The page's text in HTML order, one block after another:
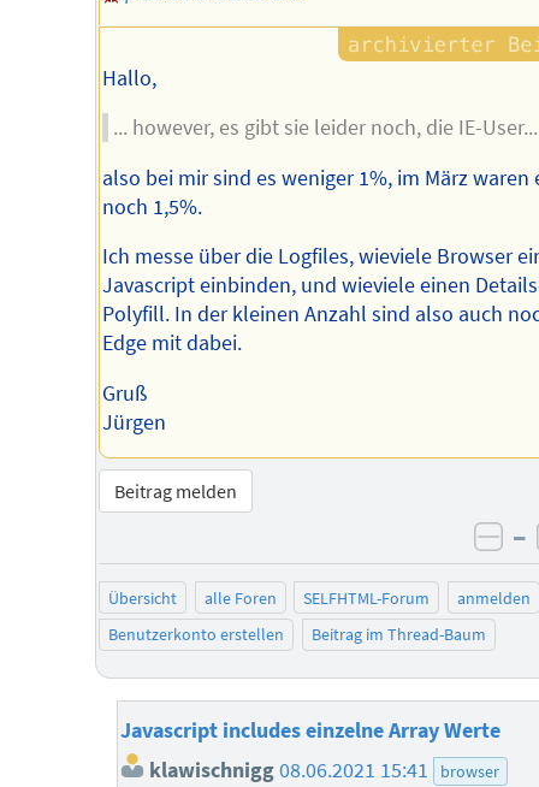
Hallo,
... however, es gibt sie leider noch, die IE-User...
also bei mir sind es weniger 1%, im März waren
noch 1,5%.
Ich messe über die Logfiles, wieviele Browser
Javascript einbinden, und wieviele einen
Polyfill. In der kleinen Anzahl sind also auch
Edge mit dabei.
Gruß
Jürgen
Beitrag melden
–
Übersicht alle Foren SELFHTML-Forum
anmelden
Benutzerkonto erstellen
Beitrag im Thread-Baum
Javascript includes einzelne Array Werte
klawischnigg 08.06.2021 15:41 browser